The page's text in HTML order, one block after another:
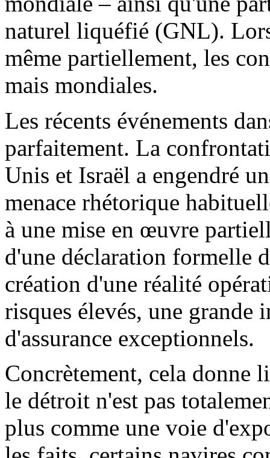
naturel liquéfié (GNL).
même partiellement, les
mais mondiales.
Les récents événements
parfaitement. La
Unis et Israël a engendré
menace rhétorique
à une mise en œuvre
d'une déclaration formelle
création d'une réalité
risques élevés, une grande
d'assurance exceptionnels.
Concrètement, cela donne
le détroit n'est pas
plus comme une voie